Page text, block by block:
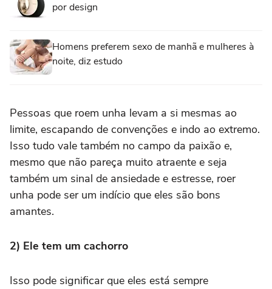
por design
Homens preferem sexo de manhã e mulheres à
noite, diz estudo
Pessoas que roem unha levam a si mesmas ao
limite, escapando de convenções e indo ao extremo.
Isso tudo vale também no campo da paixão e,
mesmo que não pareça muito atraente e seja
também um sinal de ansiedade e estresse, roer
unha pode ser um indício que eles são bons
amantes.
2) Ele tem um cachorro
Isso pode significar que eles está sempre